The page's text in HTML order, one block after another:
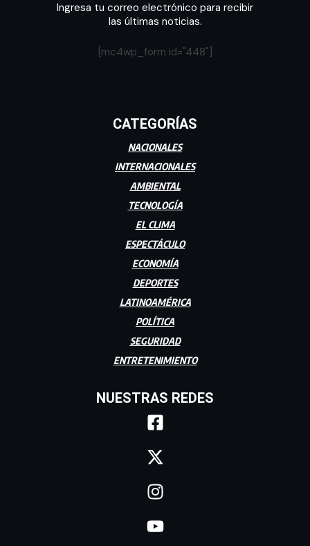
Ingresa tu correo electrónico para recibir
las últimas noticias.
[mc4wp_form id="448"]
CATEGORÍAS
NACIONALES
INTERNACIONALES
AMBIENTAL
TECNOLOGÍA
EL CLIMA
ESPECTÁCULO
ECONOMÍA
DEPORTES
LATINOAMÉRICA
POLÍTICA
SEGURIDAD
ENTRETENIMIENTO
NUESTRAS REDES